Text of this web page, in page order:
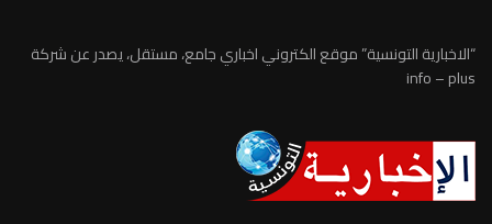
“الاخبارية التونسية” موقع الكتروني اخباري جامع، مستقل، يصدر عن شركة
info – plus